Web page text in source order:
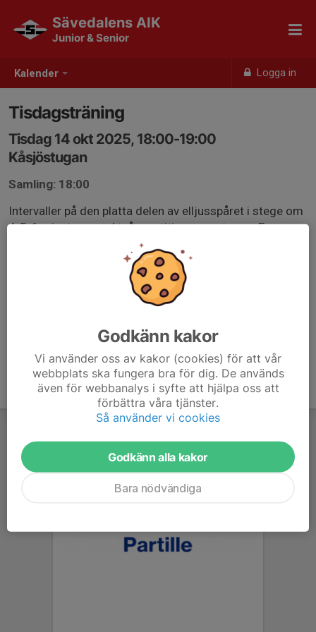
Kalender Logga in
Sävedalens AIK
Junior & Senior
Tisdagsträning
Tisdag 14 okt 2025, 18:00-19:00
Kåsjöstugan
Samling: 18:00
Intervaller på den platta delen av elljusspåret i stege om
4-5-6 minutare med två repetitioner av stegen. En
Godkänn kakor
Vi använder oss av kakor (cookies) för att vår
webbplats ska fungera bra för dig. De används
även för webbanalys i syfte att hjälpa oss att
förbättra våra tjänster.
Så använder vi cookies
Godkänn alla kakor
Bara nödvändiga